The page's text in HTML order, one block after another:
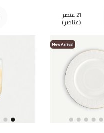
21 عنصر
(عناصر)
New Arrival